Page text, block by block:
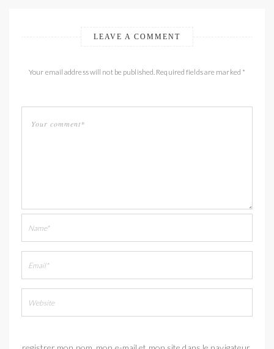
LEAVE A COMMENT
Your email address will not be published. Required fields are marked *